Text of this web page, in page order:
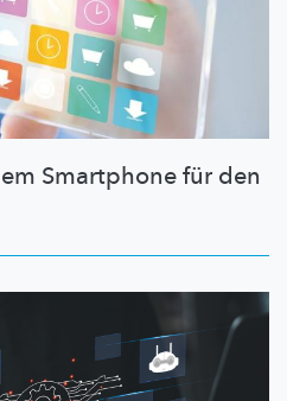
Smartphone für den